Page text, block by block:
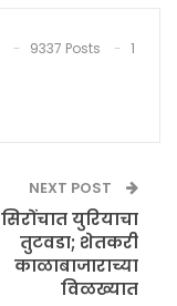
9337 Posts
1
NEXT POST
सिरोंचात युरियाचा
तुटवडा; शेतकरी
काळाबाजाराच्या
विळख्यात